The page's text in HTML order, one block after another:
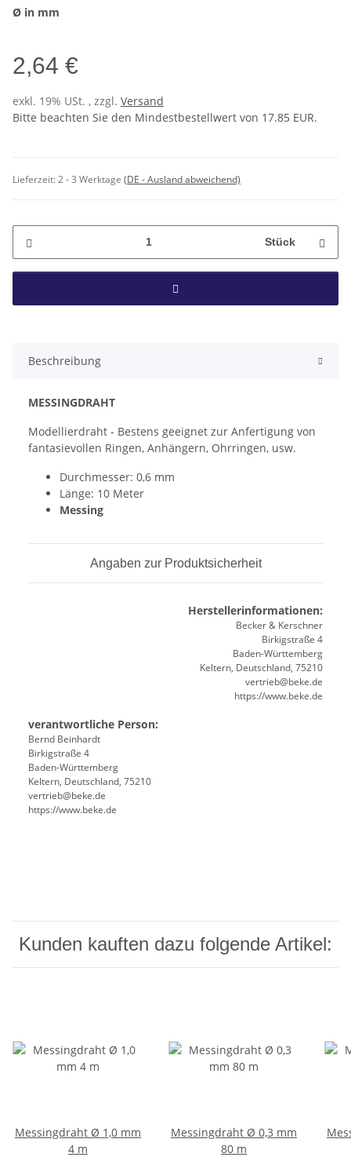
Ø in mm
2,64 €
exkl. 19% USt. , zzgl. Versand
Bitte beachten Sie den Mindestbestellwert von 17.85 EUR.
Lieferzeit:2 - 3 Werktage (DE - Ausland abweichend)
Stück
Beschreibung
MESSINGDRAHT
Modellierdraht - Bestens geeignet zur Anfertigung von
fantasievollen Ringen, Anhängern, Ohrringen, usw.
Durchmesser: 0,6 mm
Länge: 10 Meter
Messing
Angaben zur Produktsicherheit
Herstellerinformationen:
Becker & Kerschner
Birkigstraße 4
Baden-Württemberg
Keltern, Deutschland, 75210
vertrieb@beke.de
https://www.beke.de
verantwortliche Person:
Bernd Beinhardt
Birkigstraße 4
Baden-Württemberg
Keltern, Deutschland, 75210
vertrieb@beke.de
https://www.beke.de
Kunden kauften dazu folgende Artikel:
Messingdraht Ø 1,0 mm
4 m
Messingdraht Ø 0,3 mm
80 m